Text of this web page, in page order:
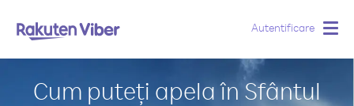
Autentificare
Cum puteți apela în Sfântul